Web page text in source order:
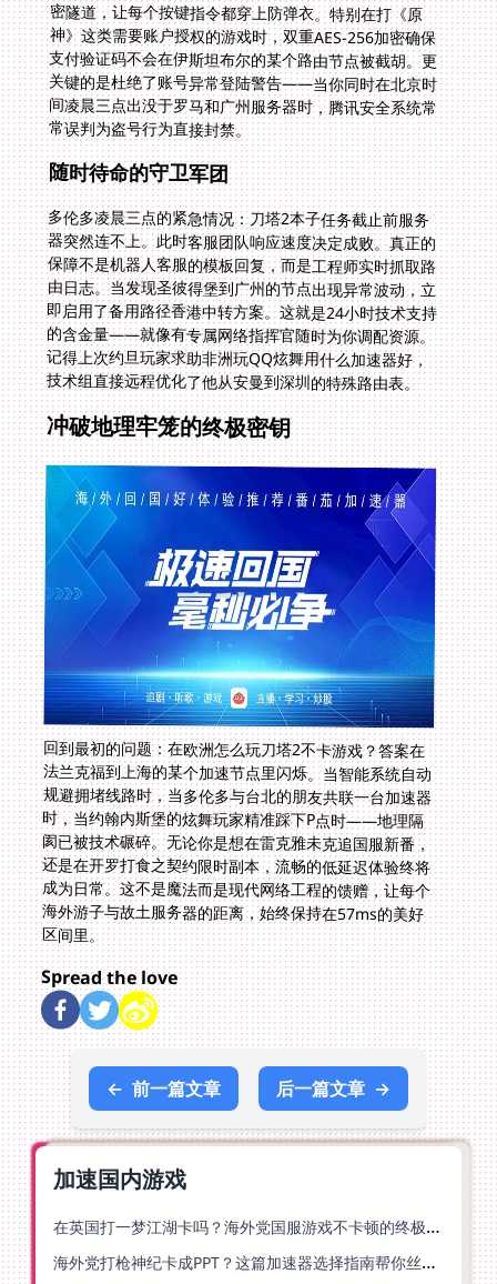
常误判为盗号行为直接封禁。
随时待命的守卫军团
多伦多凌晨三点的紧急情况：刀塔2本子任务截止前服务
器突然连不上。此时客服团队响应速度决定成败。真正的
保障不是机器人客服的模板回复，而是工程师实时抓取路
由日志。当发现圣彼得堡到广州的节点出现异常波动，立
即启用了备用路径香港中转方案。这就是24小时技术支持
的含金量——就像有专属网络指挥官随时为你调配资源。
记得上次约旦玩家求助非洲玩QQ炫舞用什么加速器好，
技术组直接远程优化了他从安曼到深圳的特殊路由表。
冲破地理牢笼的终极密钥
回到最初的问题：在欧洲怎么玩刀塔2不卡游戏？答案在
法兰克福到上海的某个加速节点里闪烁。当智能系统自动
规避拥堵线路时，当多伦多与台北的朋友共联一台加速器
时，当约翰内斯堡的炫舞玩家精准踩下P点时——地理隔
阂已被技术碾碎。无论你是想在雷克雅未克追国服新番，
还是在开罗打食之契约限时副本，流畅的低延迟体验终将
成为日常。这不是魔法而是现代网络工程的馈赠，让每个
海外游子与故土服务器的距离，始终保持在57ms的美好
区间里。
Spread the love
← 前一篇文章 后一篇文章 →
加速国内游戏
在英国打一梦江湖卡吗？海外党国服游戏不卡顿的终极解法
海外党打枪神纪卡成PPT？这篇加速器选择指南帮你丝滑上分